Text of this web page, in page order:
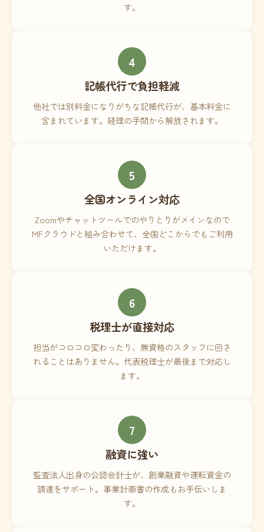
す。
4
記帳代行で負担軽減
他社では別料金になりがちな記帳代行が、基本料金に
含まれています。経理の手間から解放されます。
5
全国オンライン対応
Zoomやチャットツールでのやりとりがメインなので
MFクラウドと組み合わせて、全国どこからでもご利用
いただけます。
6
税理士が直接対応
担当がコロコロ変わったり、無資格のスタッフに回さ
れることはありません。代表税理士が最後まで対応し
ます。
7
融資に強い
監査法人出身の公認会計士が、創業融資や運転資金の
調達をサポート。事業計画書の作成もお手伝いしま
す。